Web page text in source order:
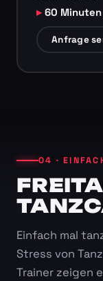
60 Minuten
Anfrage
04 ·
Einfach mal
Stress von
Trainer zeigen